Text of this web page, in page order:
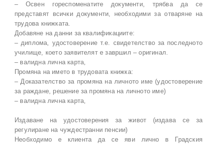
– Освен гореспоменатите документи, трябва да се
представят всички документи, необходими за отваряне на
трудова книжката.
Добавяне на данни за квалификациите:
– диплома, удостоверение т.е. свидетелство за последното
училище, което заявителят е завршил – оригинал.
– валидна лична карта,
Промяна на името в трудовата книжка:
– Доказателство за промяна на личното име (удостоверение
за раждане, решение за промяна на личното име)
– валидна лична карта,
Издаване на удостоверения за живот (издава се за
регулиране на чуждестранни пенсии)
Необходимо е клиента да се яви лично в Градския